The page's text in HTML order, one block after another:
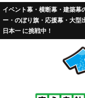
イベント幕・横断幕・建築幕
ー・のぼり旗・応援幕・大型
日本一 に挑戦中！